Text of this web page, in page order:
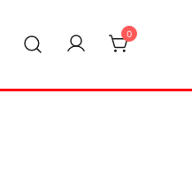
0